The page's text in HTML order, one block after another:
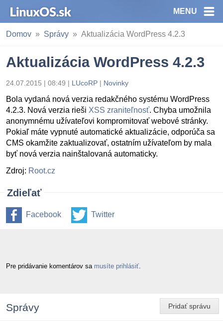
MENU
Domov Správy Aktualizácia WordPress 4.2.3
Aktualizácia WordPress 4.2.3
24.07.2015 | 08:49 | LUcoRP | Novinky
Bola vydaná nová verzia redakčného systému WordPress
4.2.3. Nová verzia rieši XSS zraniteľnosť. Chyba umožnila
anonymnému užívateľovi kompromitovať webové stránky.
Pokiaľ máte vypnuté automatické aktualizácie, odporúča sa
CMS okamžite zaktualizovať, ostatním užívateľom by mala
byť nová verzia nainštalovaná automaticky.
Zdroj: Root.cz
Zdieľať
Facebook Twitter
Pre pridávanie komentárov sa musíte prihlásiť
Pridať správu
Správy